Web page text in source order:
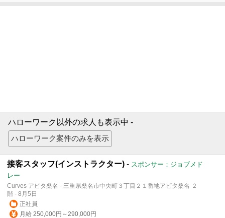
ハローワーク以外の求人も表示中 -
接客スタッフ(インストラクター) - スポンサー：ジョブメド
レー
Curves アピタ桑名 - 三重県桑名市中央町３丁目２１番地アピタ桑名 ２
階 - 8月5日
正社員
月給 250,000円～290,000円